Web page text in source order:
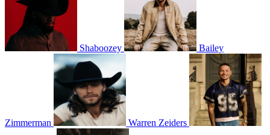
Shaboozey Bailey
Zimmerman Warren Zeiders